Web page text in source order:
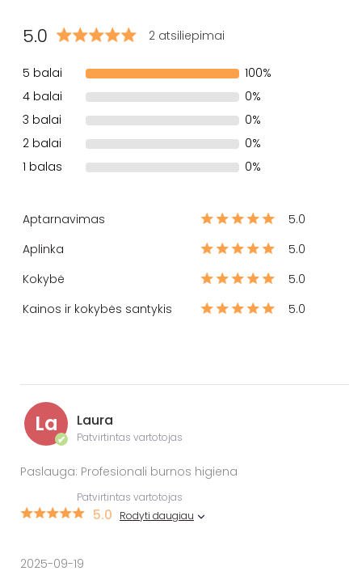
5.0 2 atsiliepimai
5 balai
100%
4 balai
0%
3 balai
0%
2 balai
0%
1 balas
0%
Aptarnavimas
5.0
Aplinka
5.0
Kokybė
5.0
Kainos ir kokybės santykis
5.0
La
✔
Laura
Patvirtintas vartotojas
Paslauga: Profesionali burnos higiena
Patvirtintas vartotojas
5.0 Rodyti daugiau
2025-09-19